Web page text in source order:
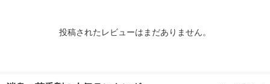
投稿されたレビューはまだありません。